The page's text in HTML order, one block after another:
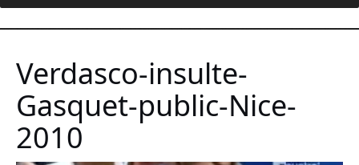
content
Verdasco-insulte-
Gasquet-public-Nice-
2010